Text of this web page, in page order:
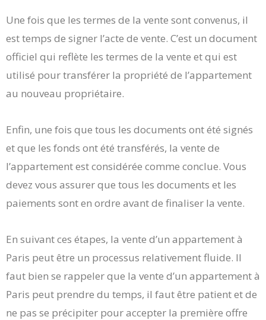
Une fois que les termes de la vente sont convenus, il
est temps de signer l’acte de vente. C’est un document
officiel qui reflète les termes de la vente et qui est
utilisé pour transférer la propriété de l’appartement
au nouveau propriétaire.
Enfin, une fois que tous les documents ont été signés
et que les fonds ont été transférés, la vente de
l’appartement est considérée comme conclue. Vous
devez vous assurer que tous les documents et les
paiements sont en ordre avant de finaliser la vente.
En suivant ces étapes, la vente d’un appartement à
Paris peut être un processus relativement fluide. Il
faut bien se rappeler que la vente d’un appartement à
Paris peut prendre du temps, il faut être patient et de
ne pas se précipiter pour accepter la première offre